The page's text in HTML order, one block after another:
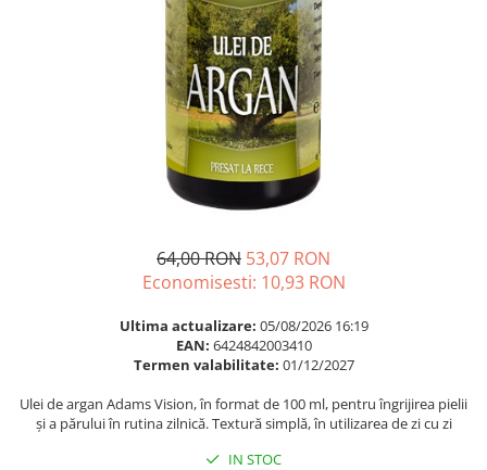
Probiotice si prebiotice
Somn stres si anxietate
Supliment Complexe
Supliment Magneziu
Supliment Vitamina B
Balsam masca si tratament
Produse cu SPF Pentru Fata
64,00 RON 53,07 RON
Economisesti: 10,93 RON
Ultima actualizare: 05/08/2026 16:19
EAN: 6424842003410
Termen valabilitate: 01/12/2027
Ulei de argan Adams Vision, în format de 100 ml, pentru îngrijirea pielii
și a părului în rutina zilnică. Textură simplă, în utilizarea de zi cu zi
IN STOC